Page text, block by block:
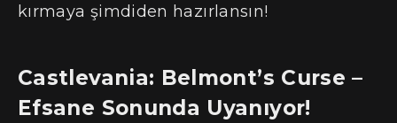
kırmaya şimdiden hazırlansın!
Castlevania: Belmont’s Curse –
Efsane Sonunda Uyanıyor!